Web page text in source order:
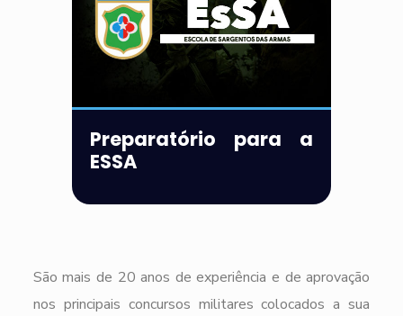
Preparatório para a
ESSA
São mais de 20 anos de experiência e de aprovação
nos principais concursos militares colocados a sua